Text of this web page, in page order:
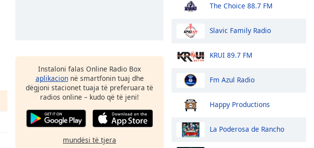
Instaloni falas Online Radio Box
aplikacionnë smartfonin tuaj dhe
dëgjoni stacionet tuaja të preferuara të
radios online – kudo që të jeni!
mundësi të tjera
The Choice 88.7 FM
Slavic Family Radio
KRUI 89.7 FM
Fm Azul Radio
Happy Productions
La Poderosa de Rancho